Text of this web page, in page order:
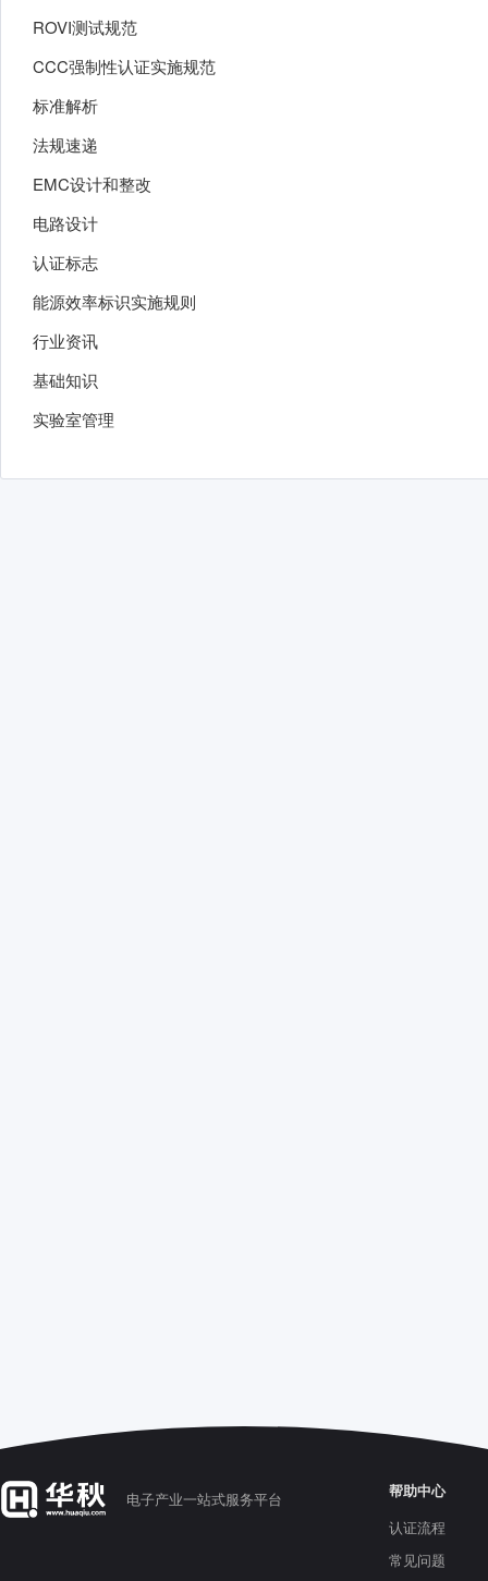
ROVI测试规范
CCC强制性认证实施规范
标准解析
法规速递
EMC设计和整改
电路设计
认证标志
能源效率标识实施规则
行业资讯
基础知识
实验室管理
电子产业一站式服务平台
帮助中心
认证流程
常见问题